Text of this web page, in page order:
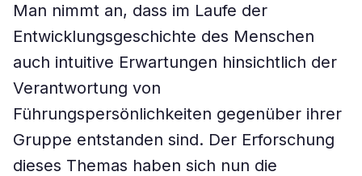
Man nimmt an, dass im Laufe der
Entwicklungsgeschichte des Menschen
auch intuitive Erwartungen hinsichtlich der
Verantwortung von
Führungspersönlichkeiten gegenüber ihrer
Gruppe entstanden sind. Der Erforschung
dieses Themas haben sich nun die